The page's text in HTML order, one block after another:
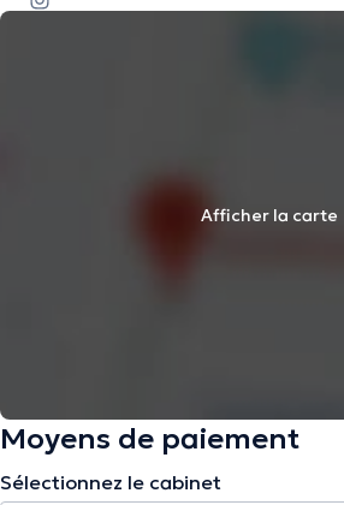
Afficher la carte
Moyens de paiement
Sélectionnez le cabinet